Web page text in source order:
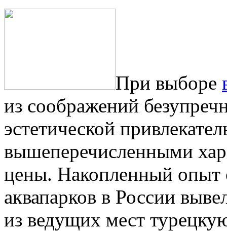
При выборе
из соображений
эстетической
вышеперечисленными
цены. Накопленный опыт
аквапарков в России
из ведущих мест